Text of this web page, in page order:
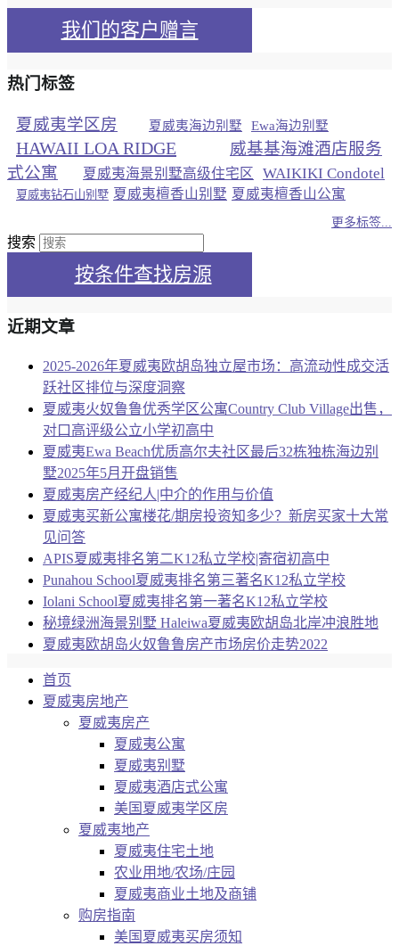
我们的客户赠言
热门标签
夏威夷学区房 夏威夷海边别墅 Ewa海边别墅
HAWAII LOA RIDGE
威基基海滩酒店服务
式公寓
夏威夷海景别墅高级住宅区 WAIKIKI Condotel
夏威夷钻石山别墅 夏威夷檀香山别墅 夏威夷檀香山公寓
更多标签...
搜索
按条件查找房源
近期文章
2025-2026年夏威夷欧胡岛独立屋市场：高流动性成交活
跃社区排位与深度洞察
夏威夷火奴鲁鲁优秀学区公寓Country Club Village出售，
对口高评级公立小学初高中
夏威夷Ewa Beach优质高尔夫社区最后32栋独栋海边别
墅2025年5月开盘销售
夏威夷房产经纪人|中介的作用与价值
夏威夷买新公寓楼花/期房投资知多少？新房买家十大常
见问答
APIS夏威夷排名第二K12私立学校|寄宿初高中
Punahou School夏威夷排名第三著名K12私立学校
Iolani School夏威夷排名第一著名K12私立学校
秘境绿洲海景别墅 Haleiwa夏威夷欧胡岛北岸冲浪胜地
夏威夷欧胡岛火奴鲁鲁房产市场房价走势2022
首页
夏威夷房地产
夏威夷房产
夏威夷公寓
夏威夷别墅
夏威夷酒店式公寓
美国夏威夷学区房
夏威夷地产
夏威夷住宅土地
农业用地/农场/庄园
夏威夷商业土地及商铺
购房指南
美国夏威夷买房须知